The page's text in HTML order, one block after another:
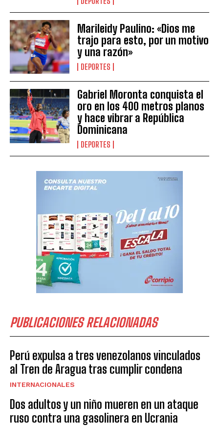
Marileidy Paulino: «Dios me
trajo para esto, por un motivo
y una razón»
DEPORTES
Gabriel Moronta conquista el
oro en los 400 metros planos
y hace vibrar a República
Dominicana
DEPORTES
PUBLICACIONES RELACIONADAS
Perú expulsa a tres venezolanos vinculados
al Tren de Aragua tras cumplir condena
INTERNACIONALES
Dos adultos y un niño mueren en un ataque
ruso contra una gasolinera en Ucrania